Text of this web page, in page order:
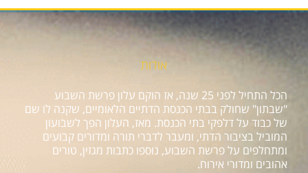
אודות
הכל התחיל לפני 25 שנה, אז הוקם עלון פרשת השבוע
"שבתון" שחולק בבתי הכנסת הדתיים הלאומיים, שקנה לו שם
של כבוד על דלפקי בתי הכנסת. מאז, העלון הפך לשבועון
המוביל בציבור הדתי, ומעבר לדברי תורה ומדורים קבועים
ומתחלפים על פרשת השבוע, נוספו כתבות מגזין, טורים
אהובים ומדורי אירוח.